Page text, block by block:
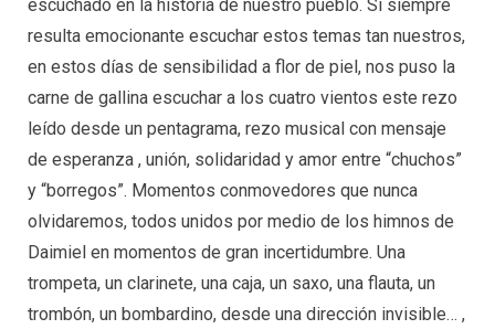
escuchado en la historia de nuestro pueblo. Si siempre
resulta emocionante escuchar estos temas tan nuestros,
en estos días de sensibilidad a flor de piel, nos puso la
carne de gallina escuchar a los cuatro vientos este rezo
leído desde un pentagrama, rezo musical con mensaje
de esperanza , unión, solidaridad y amor entre “chuchos”
y “borregos”. Momentos conmovedores que nunca
olvidaremos, todos unidos por medio de los himnos de
Daimiel en momentos de gran incertidumbre. Una
trompeta, un clarinete, una caja, un saxo, una flauta, un
trombón, un bombardino, desde una dirección invisible… ,